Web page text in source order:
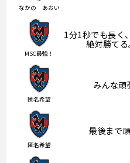
なかの あおい
MSC最強！
1分1秒でも長く
絶対勝て
匿名希望
みんな頑
匿名希望
最後まで